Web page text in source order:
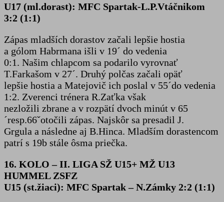
U17 (ml.dorast): MFC Spartak-L.P.Vtáčnikom
3:2 (1:1)
Zápas mladších dorastov začali lepšie hostia
a gólom Habrmana išli v 19´ do vedenia
0:1. Našim chlapcom sa podarilo vyrovnať
T.Farkašom v 27´. Druhý polčas začali opäť
lepšie hostia a Matejovič ich poslal v 55´do vedenia
1:2. Zverenci trénera R.Zaťka však
nezložili zbrane a v rozpätí dvoch minút v 65
´resp.66ˇotočili zápas. Najskôr sa presadil J.
Grgula a následne aj B.Hinca. Mladším dorastencom
patrí s 19b stále ôsma priečka.
16. KOLO – II. LIGA SŽ U15+ MŽ U13
HUMMEL ZSFZ
U15 (st.žiaci): MFC Spartak – N.Zámky 2:2 (1:1)